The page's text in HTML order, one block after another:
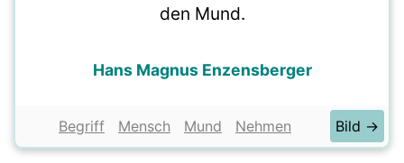
den Mund.
Hans Magnus Enzensberger
Begriff Mensch Mund Nehmen Bild →